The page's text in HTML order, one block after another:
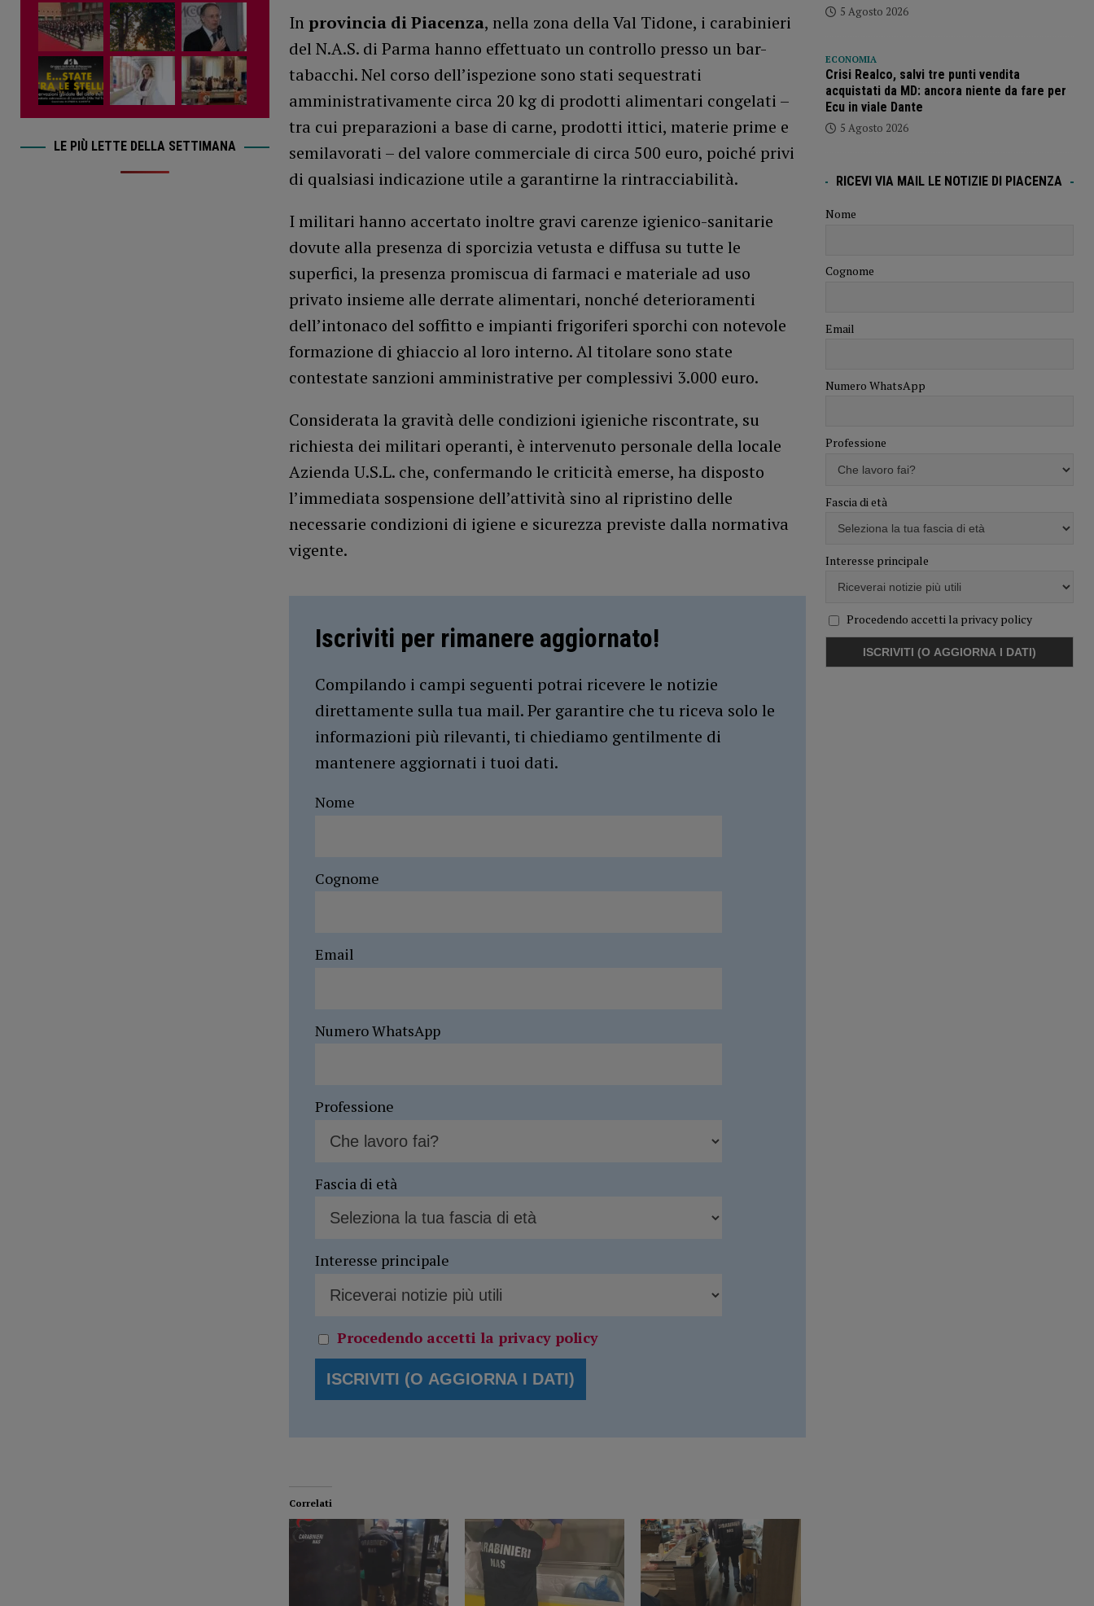
In provincia di Piacenza, nella zona della Val Tidone, i carabinieri
del N.A.S. di Parma hanno effettuato un controllo presso un bar-
tabacchi. Nel corso dell’ispezione sono stati sequestrati
amministrativamente circa 20 kg di prodotti alimentari congelati –
tra cui preparazioni a base di carne, prodotti ittici, materie prime e
semilavorati – del valore commerciale di circa 500 euro, poiché privi
di qualsiasi indicazione utile a garantirne la rintracciabilità.
I militari hanno accertato inoltre gravi carenze igienico-sanitarie
dovute alla presenza di sporcizia vetusta e diffusa su tutte le
superfici, la presenza promiscua di farmaci e materiale ad uso
privato insieme alle derrate alimentari, nonché deterioramenti
dell’intonaco del soffitto e impianti frigoriferi sporchi con notevole
formazione di ghiaccio al loro interno. Al titolare sono state
contestate sanzioni amministrative per complessivi 3.000 euro.
Considerata la gravità delle condizioni igieniche riscontrate, su
richiesta dei militari operanti, è intervenuto personale della locale
Azienda U.S.L. che, confermando le criticità emerse, ha disposto
l’immediata sospensione dell’attività sino al ripristino delle
necessarie condizioni di igiene e sicurezza previste dalla normativa
vigente.
Iscriviti per rimanere aggiornato!
Compilando i campi seguenti potrai ricevere le notizie
direttamente sulla tua mail. Per garantire che tu riceva solo le
informazioni più rilevanti, ti chiediamo gentilmente di
mantenere aggiornati i tuoi dati.
Nome
Cognome
Email
Numero WhatsApp
Professione
Fascia di età
Interesse principale
Procedendo accetti la privacy policy
Correlati
LE PIÙ LETTE DELLA SETTIMANA
5 Agosto 2026
ECONOMIA
Crisi Realco, salvi tre punti vendita
acquistati da MD: ancora niente da fare per
Ecu in viale Dante
5 Agosto 2026
RICEVI VIA MAIL LE NOTIZIE DI PIACENZA
Nome
Cognome
Email
Numero WhatsApp
Professione
Fascia di età
Interesse principale
Procedendo accetti la privacy policy